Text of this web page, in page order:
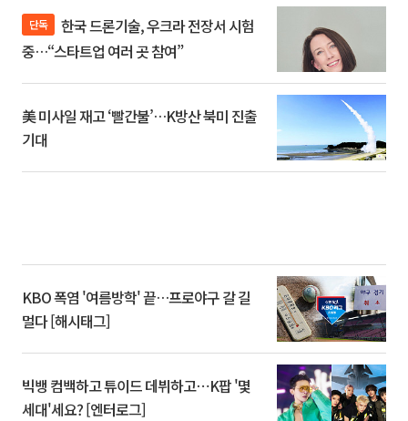
단독
중…“스타트업 여러 곳 참여”
美 미사일 재고 ‘빨간불’…K방산 북미 진출
기대
KBO 폭염 '여름방학' 끝…프로야구 갈 길
멀다 [해시태그]
빅뱅 컴백하고 튜이드 데뷔하고⋯K팝 '몇
세대'세요? [엔터로그]